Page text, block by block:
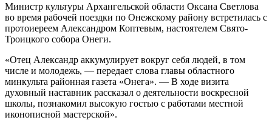
Министр культуры Архангельской области Оксана Светлова
во время рабочей поездки по Онежскому району встретилась с
протоиереем Александром Коптевым, настоятелем Свято-
Троицкого собора Онеги.
«Отец Александр аккумулирует вокруг себя людей, в том
числе и молодежь, — передает слова главы областного
минкульта районная газета «Онега». — В ходе визита
духовный наставник рассказал о деятельности воскресной
школы, познакомил высокую гостью с работами местной
иконописной мастерской».